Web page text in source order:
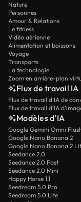
Nature
Personnes
Amour & Relations
Le fitness
Vidéo aérienne
Alimentation et boissons
Voyage
Transports
La technologie
Zoom en arrière-plan
Flux de travail IA
Flux de travail d’IA de
Flux de travail d’IA
Modèles d’IA
Google Gemini Omni
Google Nano Banana 2
Google Nano Banana 2
Seedance 2.0
Seedance 2.0 Fast
Seedance 2.0 Mini
Happy Horse 1.1
Seedream 5.0 Pro
Seedream 5.0 Lite